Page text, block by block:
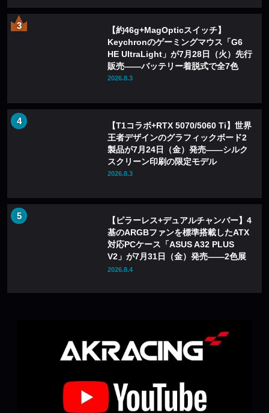
【約46g+MagOpticスイッチ】
Keychronのゲーミングマウス「G6
HE UltraLight」が7月28日（火）先行
販売——バッテリー着脱式で全7色
2026.8.3
【T1コラボ+RTX 5070/5060 Ti】世界
王者デザインのグラフィックボード2
製品が7月24日（金）発売——シルク
スクリーン印刷の限定モデル
2026.8.3
【ピラーレス+デュアルチャンバー】4
基のARGBファンを標準搭載したATX
対応PCケース「ASUS A32 PLUS
V2」が7月31日（金）発売——2色展
開
2026.8.4